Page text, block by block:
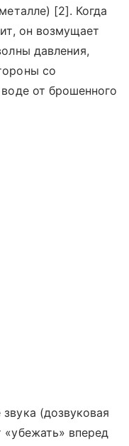
[2]. Когда
он возмущает
давления,
со
от брошенного
(дозвуковая
вперед